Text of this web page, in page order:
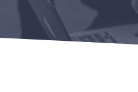
1. Seo voor
2.